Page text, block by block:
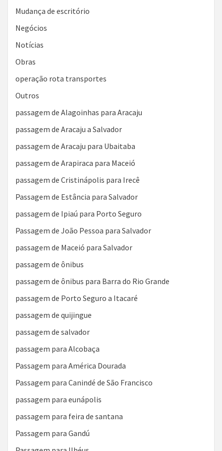
Mudança de escritório
Negócios
Notícias
Obras
operação rota transportes
Outros
passagem de Alagoinhas para Aracaju
passagem de Aracaju a Salvador
passagem de Aracaju para Ubaitaba
passagem de Arapiraca para Maceió
passagem de Cristinápolis para Irecê
Passagem de Estância para Salvador
passagem de Ipiaú para Porto Seguro
Passagem de João Pessoa para Salvador
passagem de Maceió para Salvador
passagem de ônibus
passagem de ônibus para Barra do Rio Grande
passagem de Porto Seguro a Itacaré
passagem de quijingue
passagem de salvador
passagem para Alcobaça
Passagem para América Dourada
Passagem para Canindé de São Francisco
passagem para eunápolis
passagem para feira de santana
Passagem para Gandú